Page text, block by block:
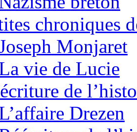
chroniques
Monjaret
vie de Lucie
de
Drezen